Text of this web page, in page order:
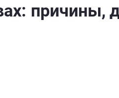
причины,